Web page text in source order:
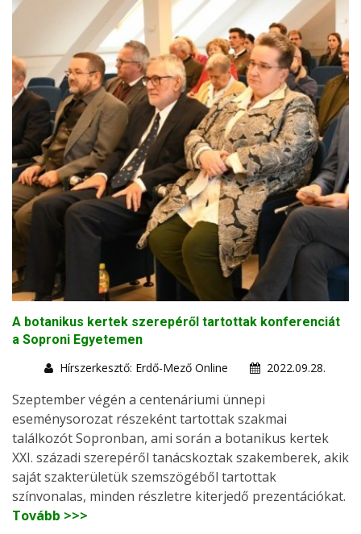
A botanikus kertek szerepéről tartottak konferenciát
a Soproni Egyetemen
Hírszerkesztő: Erdő-Mező Online
2022.09.28.
Szeptember végén a centenáriumi ünnepi
eseménysorozat részeként tartottak szakmai
találkozót Sopronban, ami során a botanikus kertek
XXI. századi szerepéről tanácskoztak szakemberek, akik
saját szakterületük szemszögéből tartottak
színvonalas, minden részletre kiterjedő prezentációkat.
Tovább >>>